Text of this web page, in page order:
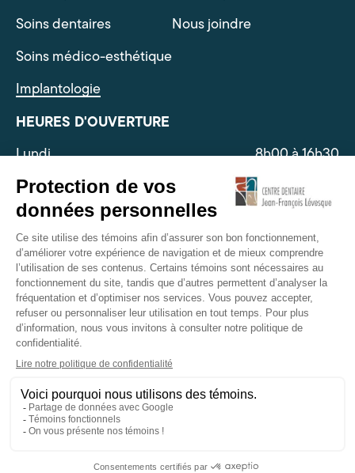
Soins dentaires
Soins médico-esthétique
Implantologie
Nous joindre
HEURES D'OUVERTURE
Lundi
8h00 à 16h30
Mardi
8h00 à 16h30
Mercredi
8h00 à 16h30
Vendredi*
8h00 à 16h00
Samedi
Fermé
Dimanche
Fermé
*sujet à changement
Centre dentaire Jean-François Lévesque -
Tous droits réservés.